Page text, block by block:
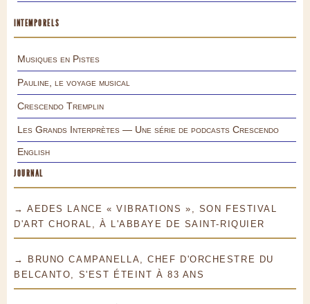
INTEMPORELS
Musiques en Pistes
Pauline, le voyage musical
Crescendo Tremplin
Les Grands Interprètes — Une série de podcasts Crescendo
English
JOURNAL
→ AEDES LANCE « VIBRATIONS », SON FESTIVAL
D'ART CHORAL, À L'ABBAYE DE SAINT-RIQUIER
→ BRUNO CAMPANELLA, CHEF D'ORCHESTRE DU
BELCANTO, S'EST ÉTEINT À 83 ANS